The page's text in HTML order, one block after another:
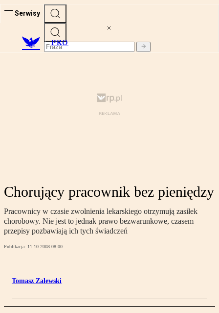
Serwisy
PRO
Chorujący pracownik bez pieniędzy
Pracownicy w czasie zwolnienia lekarskiego otrzymują zasiłek
chorobowy. Nie jest to jednak prawo bezwarunkowe, czasem
przepisy pozbawiają ich tych świadczeń
Publikacja: 11.10.2008 08:00
Tomasz Zalewski